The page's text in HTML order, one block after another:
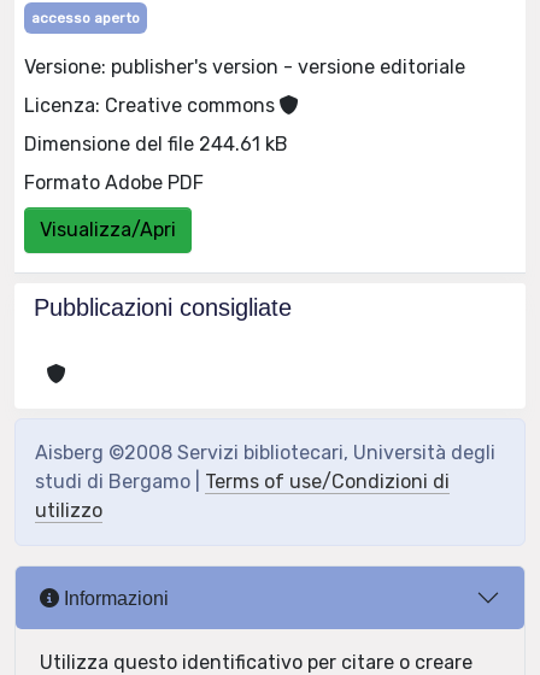
accesso aperto
Versione: publisher's version - versione editoriale
Licenza: Creative commons
Dimensione del file 244.61 kB
Formato Adobe PDF
Visualizza/Apri
Pubblicazioni consigliate
Aisberg ©2008 Servizi bibliotecari, Università degli
studi di Bergamo | Terms of use/Condizioni di
utilizzo
Informazioni
Utilizza questo identificativo per citare o creare